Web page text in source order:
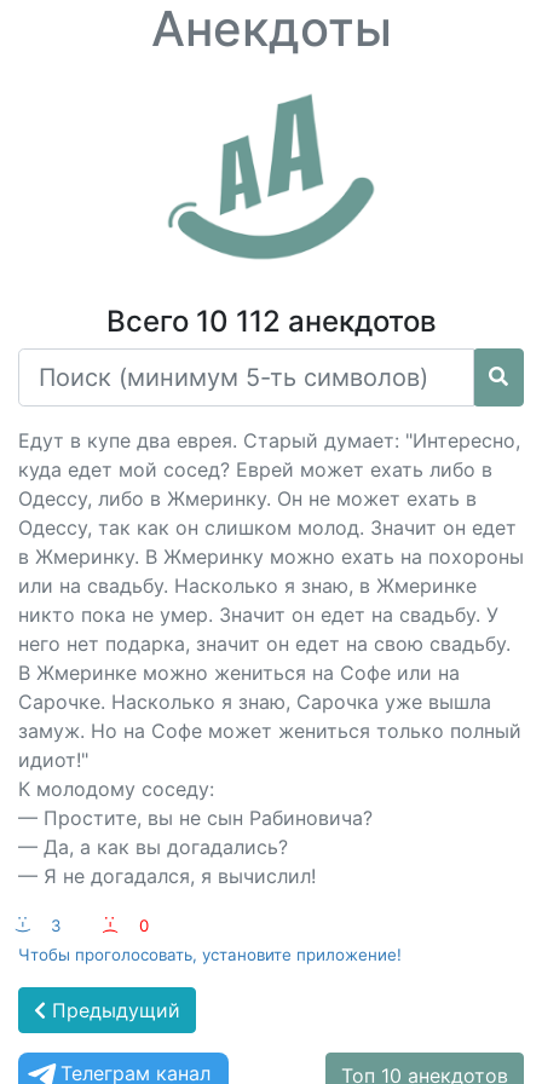
Анекдоты
Всего 10 112 анекдотов
Едут в купе два еврея. Старый думает: "Интересно,
куда едет мой сосед? Еврей может ехать либо в
Одессу, либо в Жмеринку. Он не может ехать в
Одессу, так как он слишком молод. Значит он едет
в Жмеринку. В Жмеринку можно ехать на похороны
или на свадьбу. Насколько я знаю, в Жмеринке
никто пока не умер. Значит он едет на свадьбу. У
него нет подарка, значит он едет на свою свадьбу.
В Жмеринке можно жениться на Софе или на
Сарочке. Насколько я знаю, Сарочка уже вышла
замуж. Но на Софе может жениться только полный
идиот!"
К молодому соседу:
— Простите, вы не сын Рабиновича?
— Да, а как вы догадались?
— Я не догадался, я вычислил!
:-) 3 :-(
0
Чтобы проголосовать, установите приложение!
Предыдущий
Телеграм канал Топ 10 анекдотов